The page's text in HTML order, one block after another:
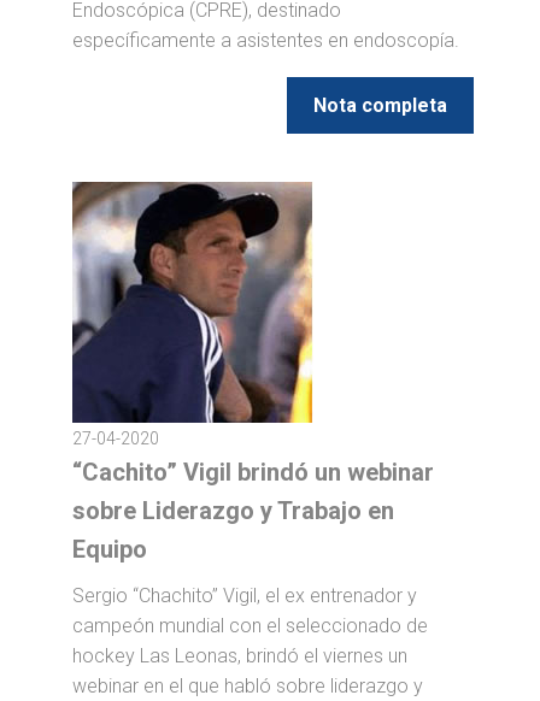
Endoscópica (CPRE), destinado
específicamente a asistentes en endoscopía.
Nota completa
27-04-2020
“Cachito” Vigil brindó un webinar
sobre Liderazgo y Trabajo en
Equipo
Sergio “Chachito” Vigil, el ex entrenador y
campeón mundial con el seleccionado de
hockey Las Leonas, brindó el viernes un
webinar en el que habló sobre liderazgo y